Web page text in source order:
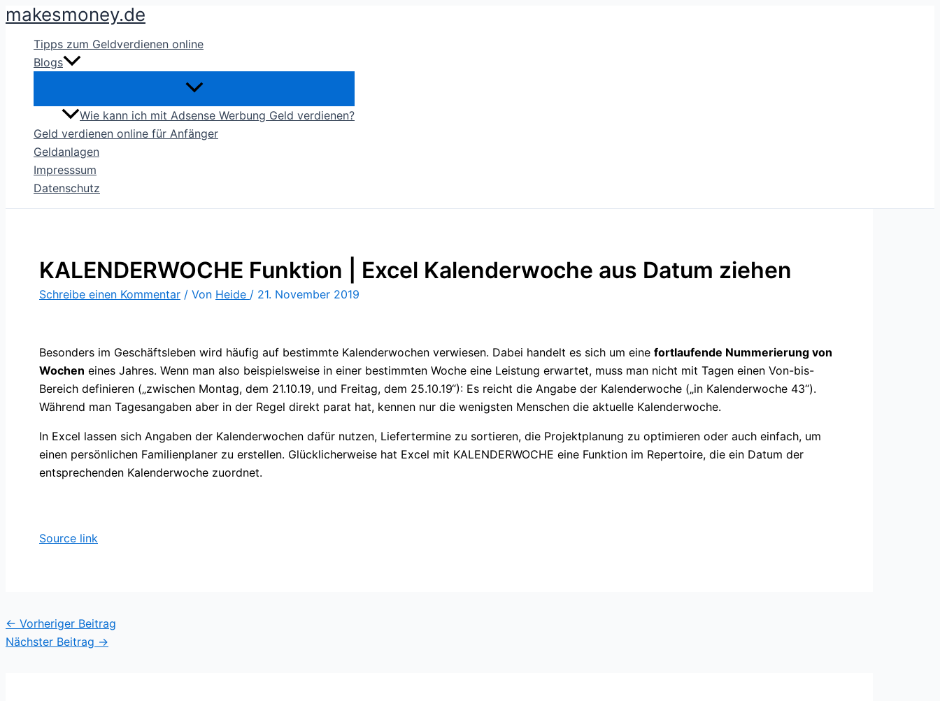
Zum
springen
makesmoney.de
Tipps zum Geldverdienen online
Blogs
Wie kann ich mit Adsense Werbung Geld verdienen?
Geld verdienen online für Anfänger
Geldanlagen
Impresssum
Datenschutz
KALENDERWOCHE Funktion | Excel Kalenderwoche aus Datum ziehen
Schreibe einen Kommentar / Von Heide / 21. November 2019
Besonders im Geschäftsleben wird häufig auf bestimmte Kalenderwochen verwiesen. Dabei handelt es sich um eine fortlaufende Nummerierung von
Wochen eines Jahres. Wenn man also beispielsweise in einer bestimmten Woche eine Leistung erwartet, muss man nicht mit Tagen einen Von-bis-
Bereich definieren („zwischen Montag, dem 21.10.19, und Freitag, dem 25.10.19“): Es reicht die Angabe der Kalenderwoche („in Kalenderwoche 43“).
Während man Tagesangaben aber in der Regel direkt parat hat, kennen nur die wenigsten Menschen die aktuelle Kalenderwoche.
In Excel lassen sich Angaben der Kalenderwochen dafür nutzen, Liefertermine zu sortieren, die Projektplanung zu optimieren oder auch einfach, um
einen persönlichen Familienplaner zu erstellen. Glücklicherweise hat Excel mit KALENDERWOCHE eine Funktion im Repertoire, die ein Datum der
entsprechenden Kalenderwoche zuordnet.
Source link
← Vorheriger Beitrag
Nächster Beitrag →